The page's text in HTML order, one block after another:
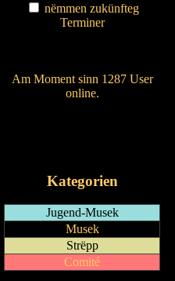
nëmmen zukünfteg
Terminer
Am Moment sinn 1287 User
online.
Kategorien
Jugend-Musek
Musek
Strëpp
Comité